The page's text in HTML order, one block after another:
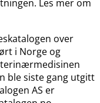
Les mer om
over
i Norge og
ble siste gang utgitt
AS er